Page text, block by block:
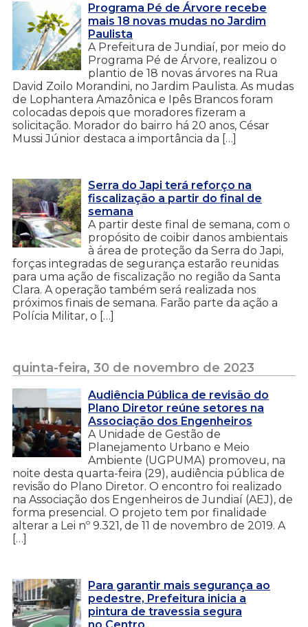
Programa Pé de Árvore recebe
mais 18 novas mudas no Jardim
Paulista
A Prefeitura de Jundiaí, por meio do
Programa Pé de Árvore, realizou o
plantio de 18 novas árvores na Rua
David Zoilo Morandini, no Jardim Paulista. As mudas
de Lophantera Amazônica e Ipês Brancos foram
colocadas depois que moradores fizeram a
solicitação. Morador do bairro há 20 anos, César
Mussi Júnior destaca a importância da […]
Serra do Japi terá reforço na
fiscalização a partir do final de
semana
A partir deste final de semana, com o
propósito de coibir danos ambientais
à área de proteção da Serra do Japi,
forças integradas de segurança estarão reunidas
para uma ação de fiscalização no região da Santa
Clara. A operação também será realizada nos
próximos finais de semana. Farão parte da ação a
Polícia Militar, o […]
quinta-feira, 30 de novembro de 2023
Audiência Pública de revisão do
Plano Diretor reúne setores na
Associação dos Engenheiros
A Unidade de Gestão de
Planejamento Urbano e Meio
Ambiente (UGPUMA) promoveu, na
noite desta quarta-feira (29), audiência pública de
revisão do Plano Diretor. O encontro foi realizado
na Associação dos Engenheiros de Jundiaí (AEJ), de
forma presencial. O projeto tem por finalidade
alterar a Lei nº 9.321, de 11 de novembro de 2019. A
[…]
Para garantir mais segurança ao
pedestre, Prefeitura inicia a
pintura de travessia segura
no Centro